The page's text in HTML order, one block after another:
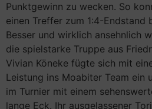
Punktgewinn zu wecken. So
einen Treffer zum 1:4-Endstand
Besser und wirklich ansehnlich
die spielstarke Truppe aus
Vivian Köneke fügte sich mit
Leistung ins Moabiter Team ein
im Turnier mit einem
lange Eck. Ihr ausgelassener